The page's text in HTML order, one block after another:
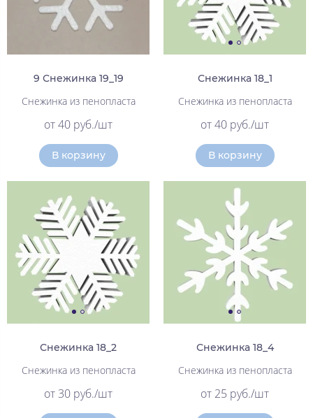
9 Снежинка 19_19
Снежинка из пенопласта
от 40 руб./шт
В корзину
Снежинка 18_1
Снежинка из пенопласта
от 40 руб./шт
В корзину
Снежинка 18_2
Снежинка из пенопласта
от 30 руб./шт
Снежинка 18_4
Снежинка из пенопласта
от 25 руб./шт